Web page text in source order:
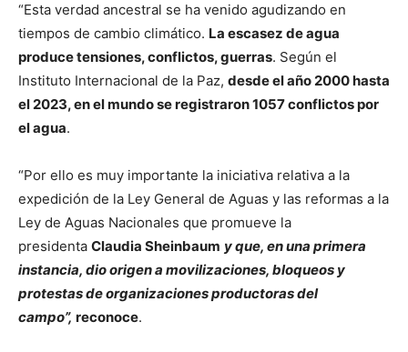
“Esta verdad ancestral se ha venido agudizando en
tiempos de cambio climático. La escasez de agua
produce tensiones, conflictos, guerras. Según el
Instituto Internacional de la Paz, desde el año 2000 hasta
el 2023, en el mundo se registraron 1057 conflictos por
el agua.
“Por ello es muy importante la iniciativa relativa a la
expedición de la Ley General de Aguas y las reformas a la
Ley de Aguas Nacionales que promueve la
presidenta Claudia Sheinbaum y que, en una primera
instancia, dio origen a movilizaciones, bloqueos y
protestas de organizaciones productoras del
campo”, reconoce.